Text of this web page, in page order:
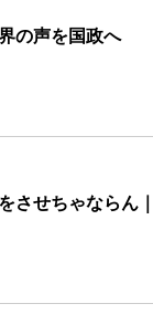
の声を国政へ
させちゃならん